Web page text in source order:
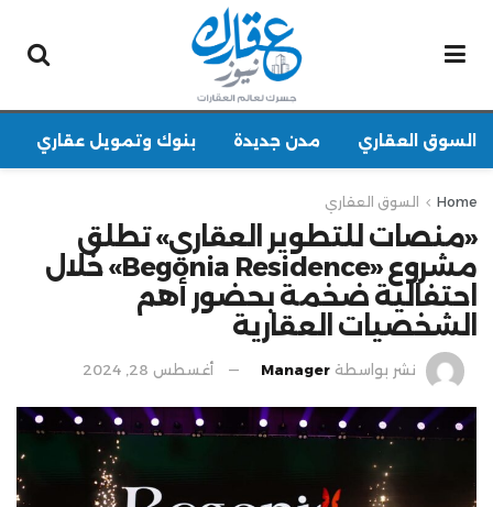
السوق العقاري مدن جديدة بنوك وتمويل عقاري
Home السوق العقاري
«منصات للتطوير العقاري» تطلق
مشروع «Begonia Residence» خلال
احتفالية ضخمة بحضور أهم
الشخصيات العقارية
نشر بواسطة Manager أغسطس 28, 2024